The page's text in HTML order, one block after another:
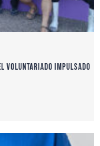
Voluntariado impulsado